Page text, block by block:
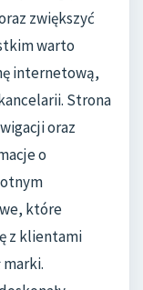
zwiększyć
warto
internetową,
Strona
oraz
o
które
z klientami
marki.